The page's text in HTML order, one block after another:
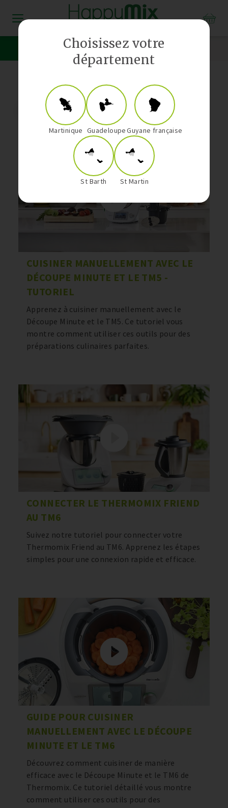
Thermomix Kobold
CUISINER MANUELLEMENT AVEC LE
DÉCOUPE MINUTE ET LE TM5 -
TUTORIEL
Apprenez à cuisiner manuellement avec le
Découpe Minute et le TM5. Ce tutoriel vous
montre comment utiliser ces outils pour des
préparations culinaires parfaites.
CONNECTER LE THERMOMIX FRIEND
AU TM6
Suivez notre tutoriel pour connecter votre
Thermomix Friend au TM6. Apprenez les étapes
simples pour une connexion rapide et efficace.
GUIDE POUR CUISINER
MANUELLEMENT AVEC LE DÉCOUPE
MINUTE ET LE TM6
Découvrez comment cuisiner de manière
efficace avec le Découpe Minute et le TM6 de
Thermomix. Ce tutoriel détaillé vous montre
comment utiliser ces outils pour des
Choisissez votre
département
Martinique GuadeloupeGuyane française
St Barth St Martin